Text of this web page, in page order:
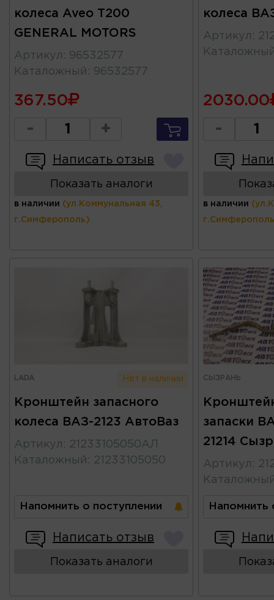
колеса Aveo T200
GENERAL MOTORS
Артикул : 96532577
Каталожный : 96532577
367.50
- +
Написать отзыв
Показать аналоги
в наличии (ул.Коммунальная 43,
г.Симферополь)
колеса
Артикул :
2030.00
-
в наличии
LADA Нет в наличии
Кронштейн запасного
колеса ВАЗ-2123 АвтоВаз
Артикул : 21233105050АЛ
Каталожный : 21233105050
Напомнить о поступлении
Написать отзыв
Показать аналоги
СЫЗРАНЬ
запаски
21214
Артикул :
Напомнить